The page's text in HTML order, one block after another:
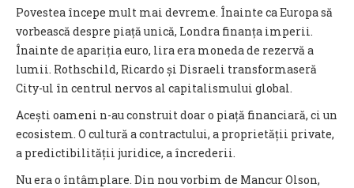
Povestea începe mult mai devreme. Înainte ca Europa să
vorbească despre piață unică, Londra finanța imperii.
Înainte de apariția euro, lira era moneda de rezervă a
lumii. Rothschild, Ricardo și Disraeli transformaseră
City-ul în centrul nervos al capitalismului global.
Acești oameni n-au construit doar o piață financiară, ci un
ecosistem. O cultură a contractului, a proprietății private,
a predictibilității juridice, a încrederii.
Nu era o întâmplare. Din nou vorbim de Mancur Olson,